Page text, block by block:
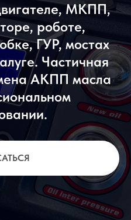
МКПП,
роботе,
ГУР, мостах
Частичная
АКПП масла